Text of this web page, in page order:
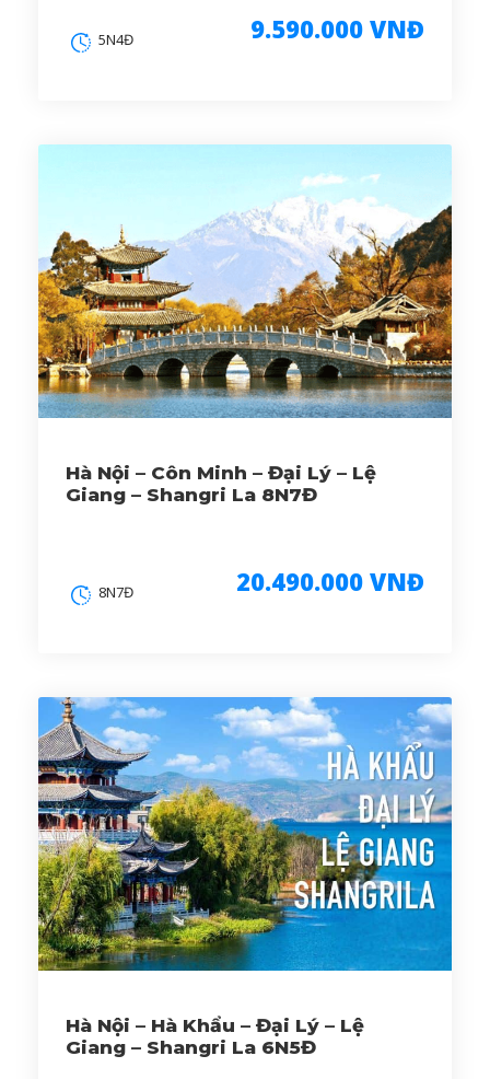
9.590.000 VNĐ
5N4Đ
Hà Nội – Côn Minh – Đại Lý – Lệ
Giang – Shangri La 8N7Đ
20.490.000 VNĐ
8N7Đ
Hà Nội – Hà Khẩu – Đại Lý – Lệ
Giang – Shangri La 6N5Đ